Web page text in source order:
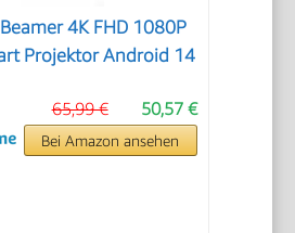
4K FHD 1080P
Projektor Android 14
50,57 €
65,99 €
Bei Amazon ansehen